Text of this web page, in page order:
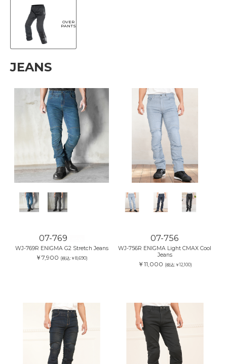
OVER
PANTS
JEANS
07-769
WJ-769R ENIGMA G2 Stretch Jeans
￥7,900 (税込:￥8,690)
07-756
WJ-756R ENIGMA Light CMAX Cool
Jeans
￥11,000 (税込:￥12,100)